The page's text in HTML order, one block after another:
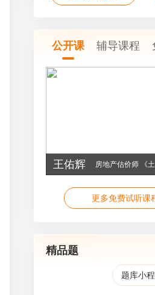
公开课 辅导课程
王佑辉 房地产估价师 《土
更多免费试听课
精品题
题库小